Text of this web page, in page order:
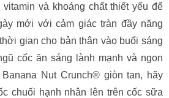
và khoáng chất thiết yếu để
mới với cảm giác tràn đầy năng
gian cho bản thân vào buổi sáng
cốc ăn sáng lành mạnh và ngon
Nut Crunch® giòn tan, hãy
chuối hạnh nhân lên trên cốc sữa